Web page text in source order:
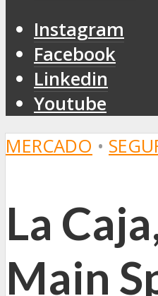
Instagram
Facebook
Linkedin
Youtube
MERCADO •
La
Main